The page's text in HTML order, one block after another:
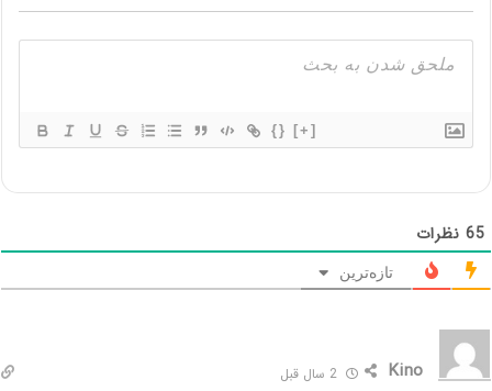
{} [+]
65 نظرات
تازه‌ترین
Kino